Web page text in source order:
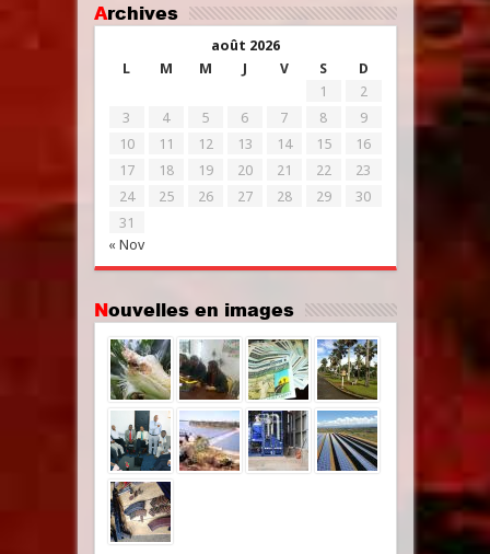
Archives
août 2026
L
M M J V S D
« Nov
1
2
3
4 5 6 7 8
9
10
11 12 13 14 15
16
17
18 19 20 21 22
23
24
25 26 27 28 29
30
31
Nouvelles en images